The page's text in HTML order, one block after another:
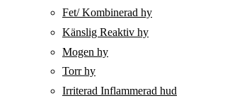
Fet/ Kombinerad hy
Känslig Reaktiv hy
Mogen hy
Torr hy
Irriterad Inflammerad hud